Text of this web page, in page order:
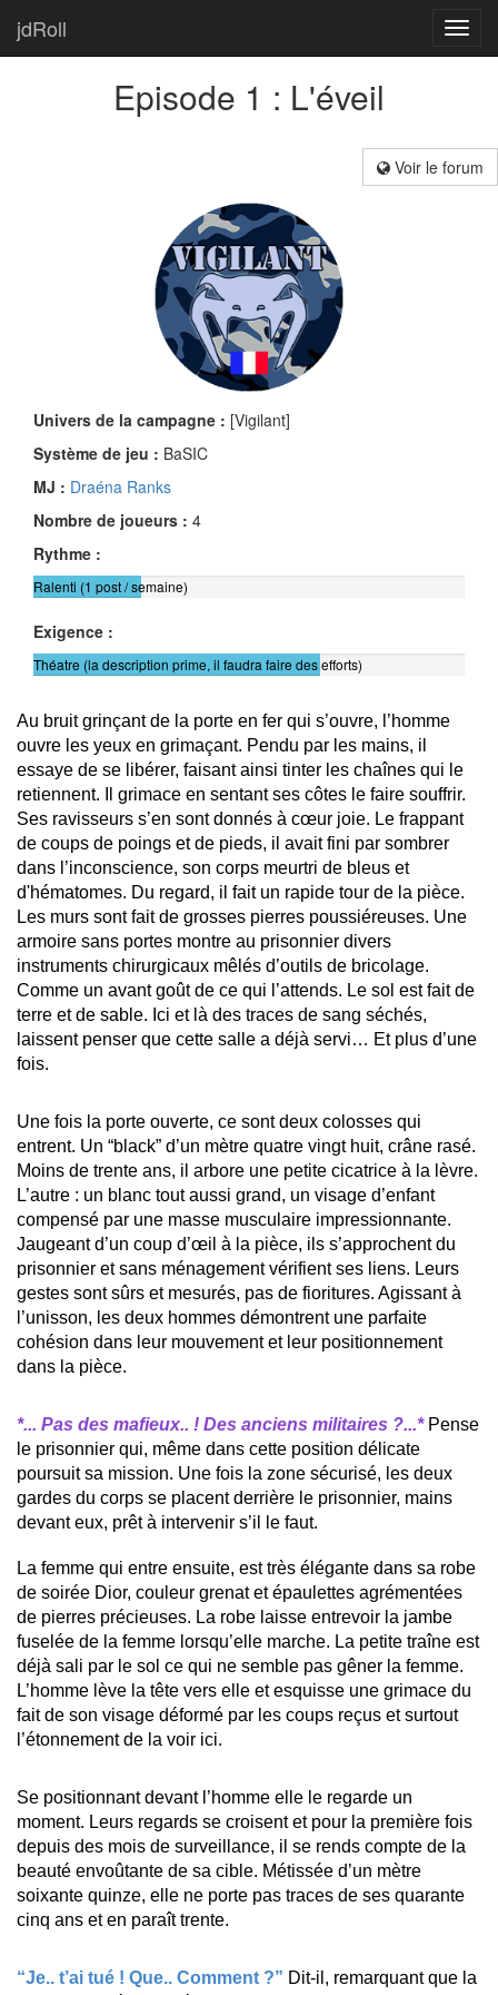
jdRoll
Episode 1 : L'éveil
Voir le forum
Univers de la campagne : [Vigilant]
Système de jeu : BaSIC
MJ : Draéna Ranks
Nombre de joueurs : 4
Rythme :
Ralenti (1 post / semaine)
Exigence :
Théatre (la description prime, il faudra faire des efforts)
Au bruit grinçant de la porte en fer qui s’ouvre, l’homme
ouvre les yeux en grimaçant. Pendu par les mains, il
essaye de se libérer, faisant ainsi tinter les chaînes qui le
retiennent. Il grimace en sentant ses côtes le faire souffrir.
Ses ravisseurs s’en sont donnés à cœur joie. Le frappant
de coups de poings et de pieds, il avait fini par sombrer
dans l’inconscience, son corps meurtri de bleus et
d'hématomes. Du regard, il fait un rapide tour de la pièce.
Les murs sont fait de grosses pierres poussiéreuses. Une
armoire sans portes montre au prisonnier divers
instruments chirurgicaux mêlés d’outils de bricolage.
Comme un avant goût de ce qui l’attends. Le sol est fait de
terre et de sable. Ici et là des traces de sang séchés,
laissent penser que cette salle a déjà servi… Et plus d’une
fois.
Une fois la porte ouverte, ce sont deux colosses qui
entrent. Un “black” d’un mètre quatre vingt huit, crâne rasé.
Moins de trente ans, il arbore une petite cicatrice à la lèvre.
L’autre : un blanc tout aussi grand, un visage d’enfant
compensé par une masse musculaire impressionnante.
Jaugeant d’un coup d’œil à la pièce, ils s’approchent du
prisonnier et sans ménagement vérifient ses liens. Leurs
gestes sont sûrs et mesurés, pas de fioritures. Agissant à
l’unisson, les deux hommes démontrent une parfaite
cohésion dans leur mouvement et leur positionnement
dans la pièce.
*... Pas des mafieux.. ! Des anciens militaires ?...*Pense
le prisonnier qui, même dans cette position délicate
poursuit sa mission. Une fois la zone sécurisé, les deux
gardes du corps se placent derrière le prisonnier, mains
devant eux, prêt à intervenir s’il le faut.
La femme qui entre ensuite, est très élégante dans sa robe
de soirée Dior, couleur grenat et épaulettes agrémentées
de pierres précieuses. La robe laisse entrevoir la jambe
fuselée de la femme lorsqu’elle marche. La petite traîne est
déjà sali par le sol ce qui ne semble pas gêner la femme.
L’homme lève la tête vers elle et esquisse une grimace du
fait de son visage déformé par les coups reçus et surtout
l’étonnement de la voir ici.
Se positionnant devant l’homme elle le regarde un
moment. Leurs regards se croisent et pour la première fois
depuis des mois de surveillance, il se rends compte de la
beauté envoûtante de sa cible. Métissée d’un mètre
soixante quinze, elle ne porte pas traces de ses quarante
cinq ans et en paraît trente.
“Je.. t’ai tué ! Que.. Comment ?” Dit-il, remarquant que la